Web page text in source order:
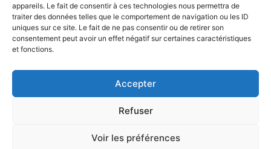
appareils. Le fait de consentir à ces technologies nous permettra de
traiter des données telles que le comportement de navigation ou les ID
uniques sur ce site. Le fait de ne pas consentir ou de retirer son
consentement peut avoir un effet négatif sur certaines caractéristiques
et fonctions.
Accepter
Refuser
Voir les préférences
Politique de confidentialité
Politique de cookies (EU)
© 2026 Port Vilaine Maritime |Mentions légales| Conception :Mobius
Infographie